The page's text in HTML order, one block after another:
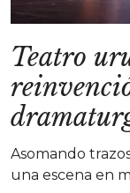
Teatro
Asomando
una escena en